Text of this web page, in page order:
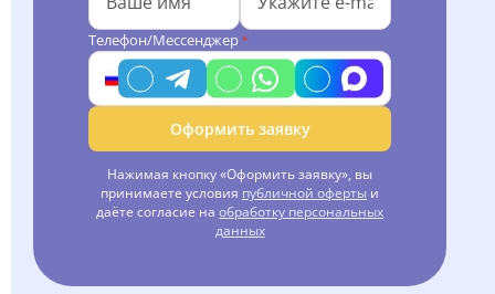
Телефон/Мессенджер *
Оформить заявку
Нажимая кнопку «Оформить заявку», вы
принимаете условия публичной оферты и
даёте согласие на обработку персональных
данных